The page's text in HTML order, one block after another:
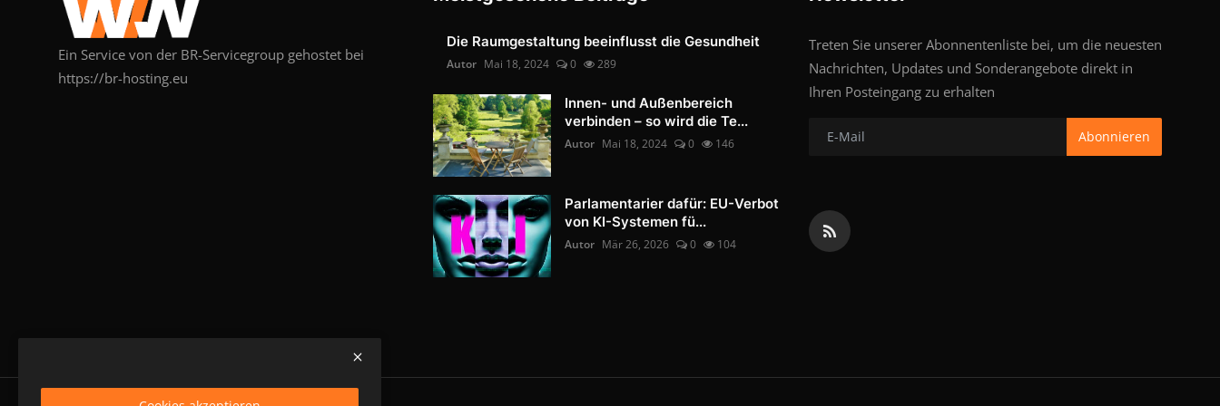
Ein Service von der BR-Servicegroup gehostet bei
https://br-hosting.eu
Die Raumgestaltung beeinflusst die Gesundheit
Autor Mai 18, 2024 0 289
Innen- und Außenbereich
verbinden – so wird die Te...
Autor Mai 18, 2024 0 146
Parlamentarier dafür: EU-Verbot
von KI-Systemen fü...
Autor Mär 26, 2026 0 104
Treten Sie unserer Abonnentenliste bei, um die neuesten
Nachrichten, Updates und Sonderangebote direkt in
Ihren Posteingang zu erhalten
Abonnieren